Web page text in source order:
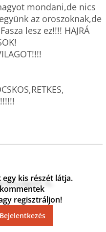
mondani,de nics
az oroszoknak,de
lesz ez!!!! HAJRÁ
is.
egy kis részét látja.
regisztráljon!
Bejelentkezés